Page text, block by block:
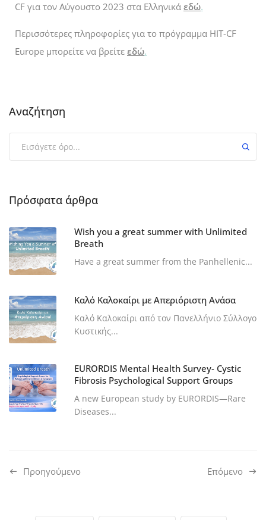
CF για τον Αύγουστο 2023 στα Ελληνικά εδώ.
Περισσότερες πληροφορίες για το πρόγραμμα HIT-CF
Europe μπορείτε να βρείτε εδώ.
Αναζήτηση
Πρόσφατα άρθρα
Wish you a great summer with Unlimited
Breath
Have a great summer from the Panhellenic...
Καλό Καλοκαίρι με Απεριόριστη Ανάσα
Καλό Καλοκαίρι από τον Πανελλήνιο Σύλλογο
Κυστικής...
EURORDIS Mental Health Survey- Cystic
Fibrosis Psychological Support Groups
A new European study by EURORDIS—Rare
Diseases...
Προηγούμενo Επόμενο